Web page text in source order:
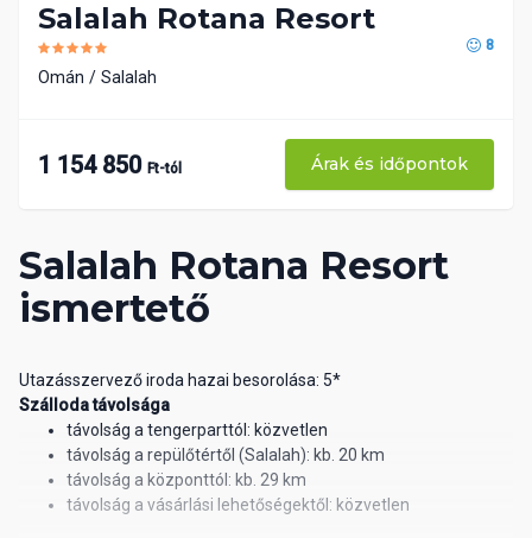
Salalah Rotana Resort
ismertető
Utazásszervező iroda hazai besorolása: 5*
Szálloda távolsága
távolság a tengerparttól: közvetlen
távolság a repülőtértől (Salalah): kb. 20 km
távolság a központtól: kb. 29 km
távolság a vásárlási lehetőségektől: közvetlen
Salalah Rotana Resort
8
Omán Salalah
1 154 850 Ft-tól Árak és időpontok